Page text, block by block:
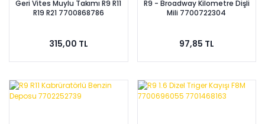
Geri Vites Muylu Takımı R9 R11
R19 R21 7700868786
315,00 TL
R9 - Broadway Kilometre Dişli
Mili 7700722304
97,85 TL